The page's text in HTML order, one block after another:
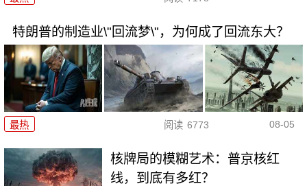
特朗普的制造业\"回流梦\"，为何成了回流东大？
最热 阅读 6773 08-05
核牌局的模糊艺术：普京核红
线，到底有多红？